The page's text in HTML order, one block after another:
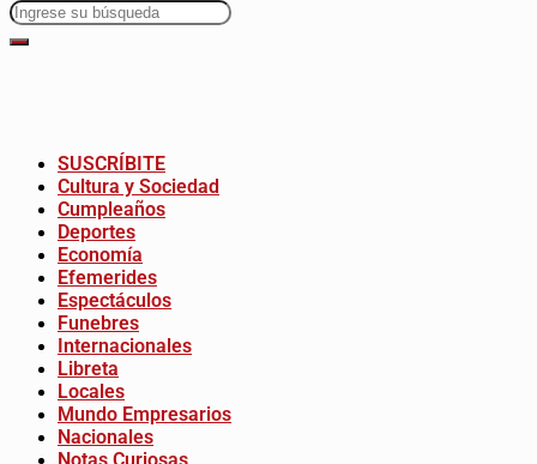
SUSCRÍBITE
Cultura y Sociedad
Cumpleaños
Deportes
Economía
Efemerides
Espectáculos
Funebres
Internacionales
Libreta
Locales
Mundo Empresarios
Nacionales